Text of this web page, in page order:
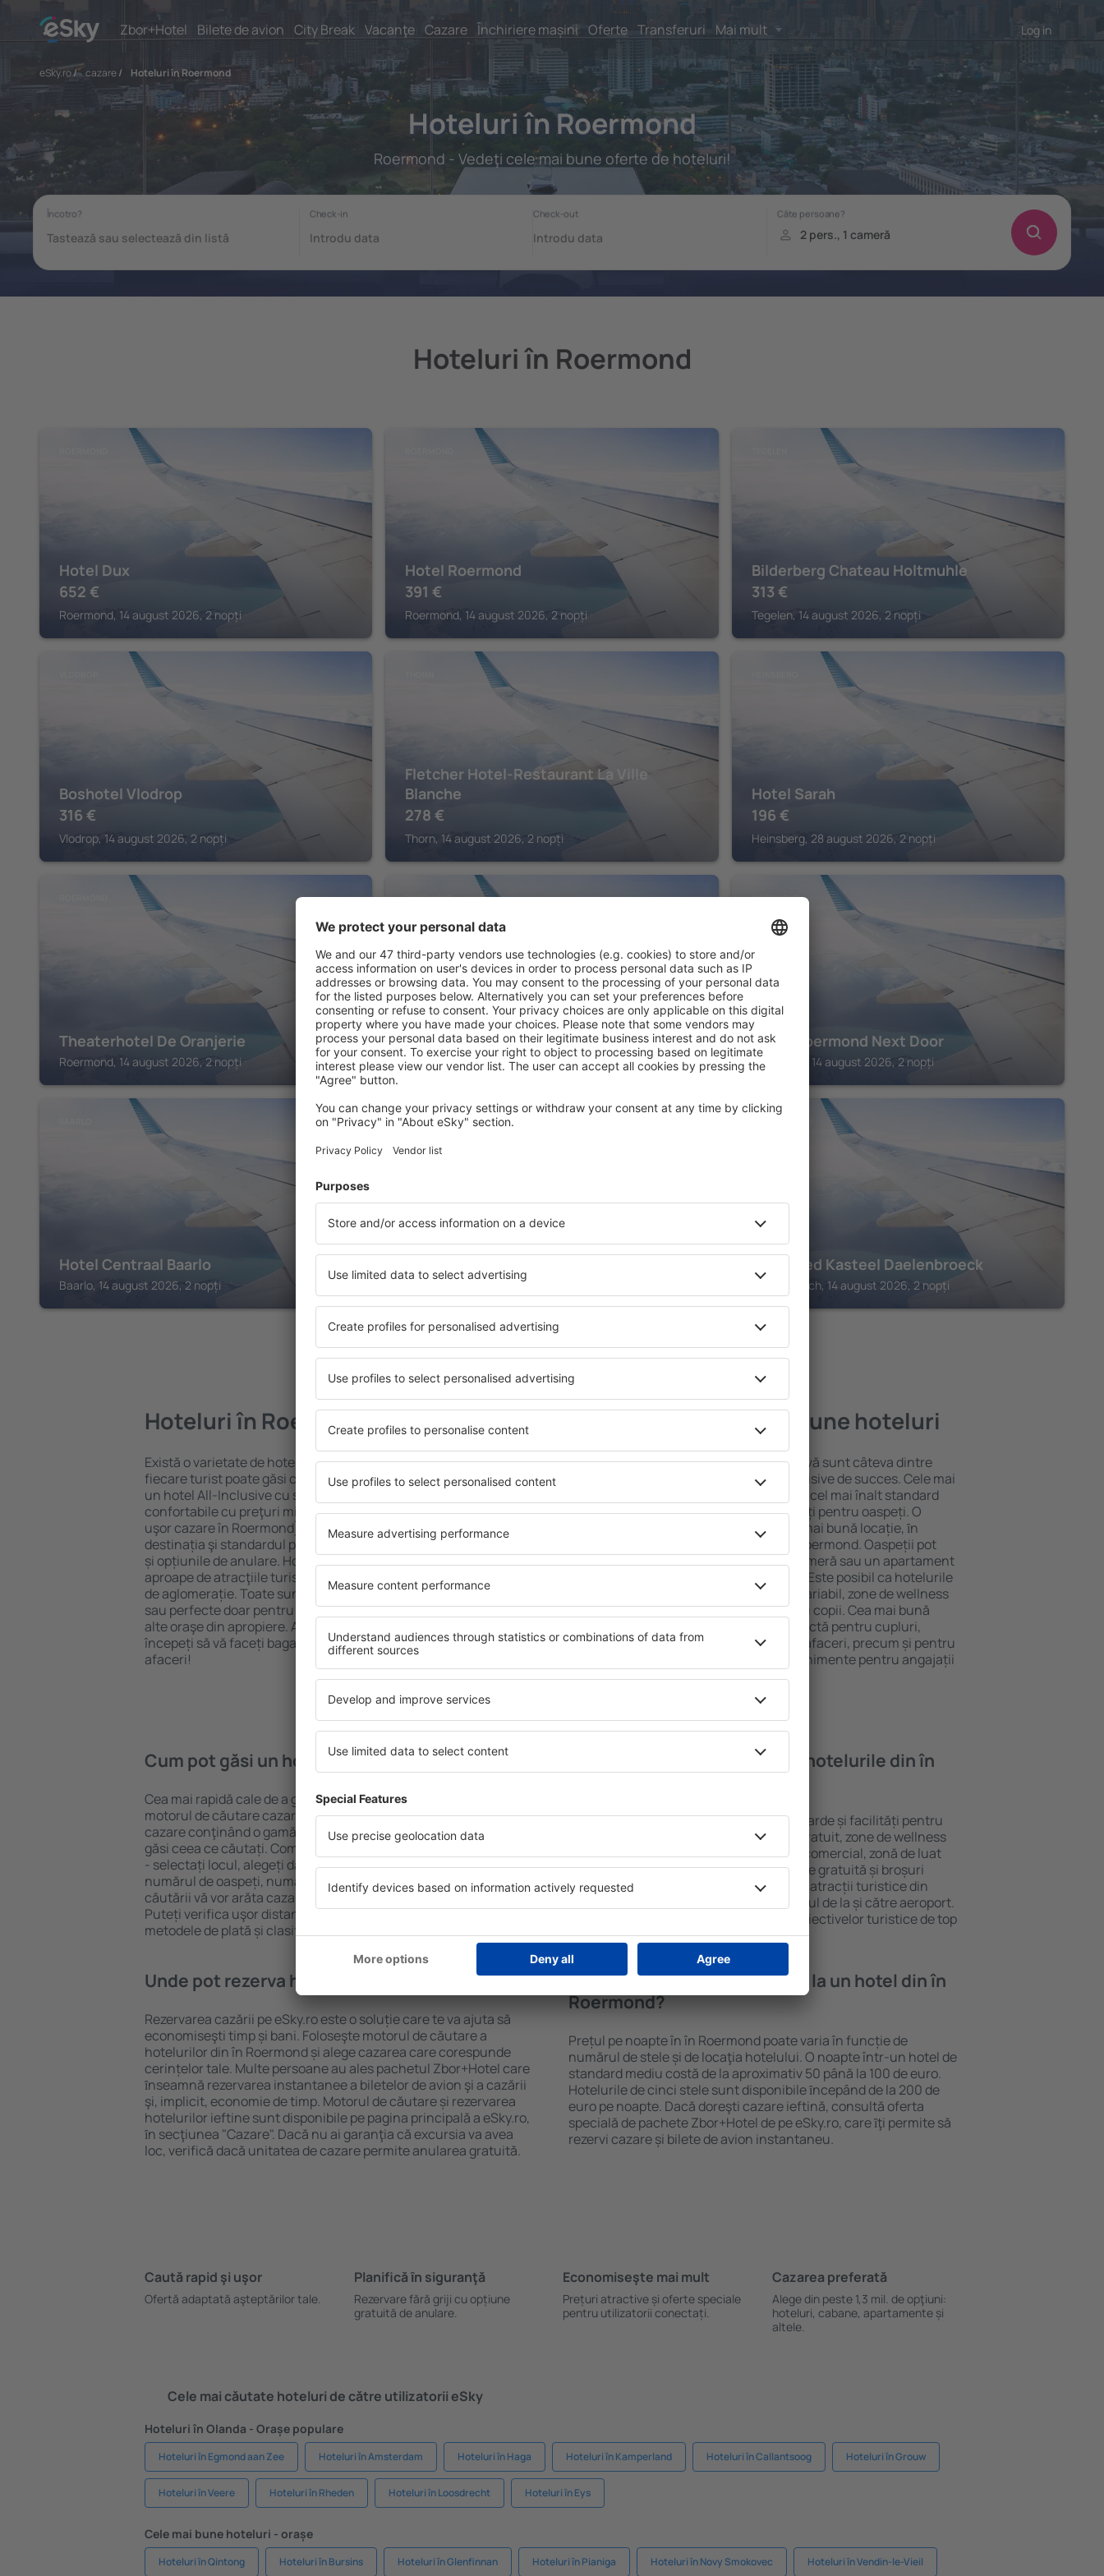
Zbor+Hotel Bilete de avion City Break Vacanţe Cazare Închiriere mașini Oferte Transferuri Mai mult Log in
eSky.ro/ cazare/ Hoteluri în Roermond
Hoteluri în Roermond
Roermond - Vedeţi cele mai bune oferte de hoteluri!
Hoteluri în Roermond
Hotel Dux
652 €
Roermond, 14 august 2026, 2 nopți
Hotel Roermond
391 €
Roermond, 14 august 2026, 2 nopți
Bilderberg Chateau Holtmuhle
313 €
Tegelen, 14 august 2026, 2 nopți
Boshotel Vlodrop
316 €
Vlodrop, 14 august 2026, 2 nopți
Fletcher Hotel-Restaurant La Ville
Blanche
278 €
Thorn, 14 august 2026, 2 nopți
Hotel Sarah
196 €
Heinsberg, 28 august 2026, 2 nopți
Theaterhotel De Oranjerie
Roermond, 14 august 2026, 2 nopți
ROERMOND
Het Arresthuis
Roermond, 14 august 2026, 2 nopți
ROERMOND
Hotel Roermond Next Door
Roermond, 14 august 2026, 2 nopți
Hotel Centraal Baarlo
Baarlo, 14 august 2026, 2 nopți
BAARLO
Baarlo, 14 august 2026, 2 nopți
Landgoed Kasteel Daelenbroeck
Herkenbosch, 14 august 2026, 2 nopți
Vedeți mai multe hoteluri în Roermond
Hoteluri în Roermond
Există o varietate de hoteluri disponibile în Roermond, astfel încât
fiecare turist poate găsi cazare potrivită nevoilor sale. Preferați
un hotel All-Inclusive cu standarde ȋnalte sau preferați hoteluri
confortabile cu preţuri mici? Cu ajutorul nostru puteți rezerva
uşor cazare în Roermond} pentru orice buget! Selectați
destinația şi standardul pentru hotel, verificați metodele de plată
și opțiunile de anulare. Hotelurile în Roermond sunt situate atât
aproape de atracţiile turistice populare, cât și puțin mai departe
de aglomerație. Toate sunt disponibile pentru o vacanță lungă
sau perfecte doar pentru o noapte atunci când doriţi să vizitaţi şi
alte oraşe din apropiere. Alegeți hotelul care vi se potriveşte și
începeți să vă faceți bagajele pentru o vacanţă sau călătorie de
afaceri!
Roermond – cele mai bune hoteluri
O varietate de servicii și o locație atractivă sunt câteva dintre
elementele cheie ale unui hotel All-Inclusive de succes. Cele mai
bune hoteluri din Roermond garantează cel mai înalt standard
pentru servicii și o gamă largă de facilități pentru oaspeți. O
cazare cu standarde ridicate oferă cea mai bună locație, ȋn
apropiere de principalele distracţii din Roermond. Oaspeții pot
folosi parcarea gratuită și pot alege o cameră sau un apartament
care să corespundă perfect nevoilor lor. Este posibil ca hotelurile
cu standarde ȋnalte să ofere un meniu variabil, zone de wellness
precum spa și fitness, și activități pentru copii. Cea mai bună
cazare în Roermond este o alegere perfectă pentru cupluri,
familii și persoane aflate în călătorie de afaceri, precum și pentru
companii care doresc să organizeze evenimente pentru angajații
lor.
Cum pot găsi un hotel în Roermond?
Cea mai rapidă cale de a găsi un hotel în Roermond este folosind
motorul de căutare cazare eSky. Baza mare de date cu locuri de
cazare conţinând o gamă largă de opţiuni este o garanție că veți
găsi ceea ce căutați. Completați câmpurile motorului de căutare
- selectați locul, alegeți data de check-in și check-out, adăugați
numărul de oaspeți, numărul de camere şi gata! Rezultatele
căutării vă vor arăta cazarea disponibilă ȋn perioada selectată.
Puteți verifica uşor distanța de la hotel ȋn centrul orașului,
metodele de plată și clasificarea hotelului.
Ce fel de facilităţi voi găsi ȋn hotelurile din în
Hotelurile în Roermond au diferite standarde și facilități pentru
oaspeți. Cele mai frecvente sunt Wi-Fi gratuit, zone de wellness
cu SPA, mini bar/seif în cameră, centru comercial, zonă de luat
masa, zonă de joacă pentru copii, parcare gratuită și broșuri
informative despre cele mai interesante atracții turistice din
zonă. Unele proprietăți includ și transferul de la și către aeroport.
Uneori, acestea încurajează vizitarea obiectivelor turistice de top
în Roermond.
Unde pot rezerva hoteluri ȋn în Roermond?
Rezervarea cazării pe eSky.ro este o soluție care te va ajuta să
economiseşti timp și bani. Foloseşte motorul de căutare a
hotelurilor din în Roermond și alege cazarea care corespunde
cerințelor tale. Multe persoane au ales pachetul Zbor+Hotel care
ȋnseamnă rezervarea instantanee a biletelor de avion şi a cazării
şi, implicit, economie de timp. Motorul de căutare și rezervarea
hotelurilor ieftine sunt disponibile pe pagina principală a eSky.ro,
ȋn secţiunea "Cazare". Dacă nu ai garanţia că excursia va avea
loc, verifică dacă unitatea de cazare permite anularea gratuită.
Cât costă o noapte de cazare la un hotel din în
Roermond?
Prețul pe noapte în în Roermond poate varia în funcție de
numărul de stele și de locaţia hotelului. O noapte într-un hotel de
standard mediu costă de la aproximativ 50 până la 100 de euro.
Hotelurile de cinci stele sunt disponibile ȋncepând de la 200 de
euro pe noapte. Dacă doreşti cazare ieftină, consultă oferta
specială de pachete Zbor+Hotel de pe eSky.ro, care ȋţi permite să
rezervi cazare și bilete de avion instantaneu.
Caută rapid şi uşor
Ofertă adaptată aşteptărilor tale.
Planifică ȋn siguranţă
Rezervare fără griji cu opțiune
gratuită de anulare.
Economiseşte mai mult
Prețuri atractive și oferte speciale
pentru utilizatorii conectați.
Cazarea preferată
Alege din peste 1,3 mil. de opţiuni:
hoteluri, cabane, apartamente și
altele.
Cele mai căutate hoteluri de către utilizatorii eSky
Hoteluri în Olanda - Orașe populare
Hoteluri în Egmond aan Zee Hoteluri în Amsterdam Hoteluri în Haga Hoteluri în Kamperland Hoteluri în Callantsoog Hoteluri în Grouw
Hoteluri în Veere Hoteluri în Rheden Hoteluri în Loosdrecht Hoteluri în Eys
Cele mai bune hoteluri - orașe
Hoteluri în Qintong Hoteluri în Bursins Hoteluri în Glenfinnan Hoteluri în Pianiga Hoteluri în Novy Smokovec Hoteluri în Vendin-le-Vieil